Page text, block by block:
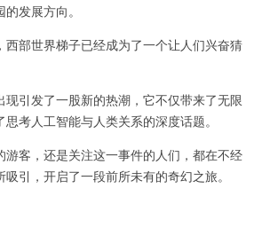
发展方向。
部世界梯子已经成为了一个让人们兴奋猜
引发了一股新的热潮，它不仅带来了无限
考人工智能与人类关系的深度话题。
客，还是关注这一事件的人们，都在不经
引，开启了一段前所未有的奇幻之旅。